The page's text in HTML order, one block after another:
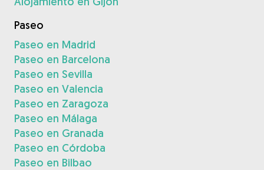
Paseo
Paseo en Madrid
Paseo en Barcelona
Paseo en Sevilla
Paseo en Valencia
Paseo en Zaragoza
Paseo en Málaga
Paseo en Granada
Paseo en Córdoba
Paseo en Bilbao